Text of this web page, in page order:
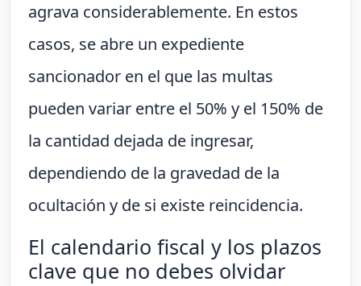
agrava considerablemente. En estos
casos, se abre un expediente
sancionador en el que las multas
pueden variar entre el 50% y el 150% de
la cantidad dejada de ingresar,
dependiendo de la gravedad de la
ocultación y de si existe reincidencia.
El calendario fiscal y los plazos
clave que no debes olvidar